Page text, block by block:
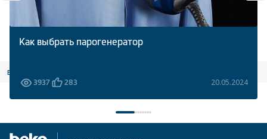
все статьи
Как выбрать парогенератор
3937 283 20.05.2024